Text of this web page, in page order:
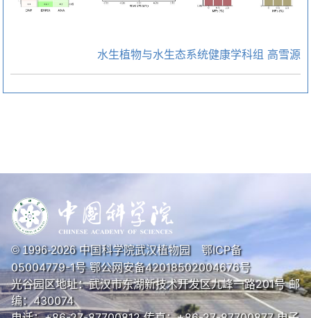
水生植物与水生态系统健康学科组 高雪源
© 1996-2026中国科学院武汉植物园 鄂ICP备
05004779-1号鄂公网安备42018502004676号
光谷园区地址：武汉市东湖新技术开发区九峰一路201号 邮
编：430074